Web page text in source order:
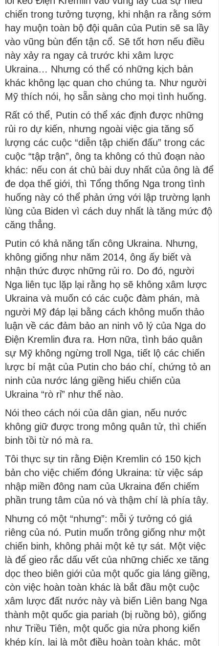
chiến trong tưởng tượng, khi nhận ra rằng sớm
hay muộn toàn bộ đội quân của Putin sẽ sa lầy
vào vũng bùn đến tận cổ. Sẽ tốt hơn nếu điều
này xảy ra ngay cả trước khi xâm lược
Ukraina… Nhưng có thể có những kịch bản
khác không lạc quan cho chúng ta. Như người
Mỹ thích nói, họ sẵn sàng cho mọi tình huống.
Rất có thể, Putin có thể xác định được những
rủi ro dự kiến, nhưng ngoài việc gia tăng số
lượng các cuộc “diễn tập chiến đấu” trong các
cuộc “tập trận”, ông ta không có thủ đoạn nào
khác: nếu con át chủ bài duy nhất của ông là để
đe dọa thế giới, thì Tổng thống Nga trong tình
huống này có thể phản ứng với lập trường lạnh
lùng của Biden vì cách duy nhất là tăng mức độ
căng thẳng.
Putin có khả năng tấn công Ukraina. Nhưng,
không giống như năm 2014, ông ấy biết và
nhận thức được những rủi ro. Do đó, người
Nga liên tục lặp lại rằng họ sẽ không xâm lược
Ukraina và muốn có các cuộc đàm phán, mà
người Mỹ đáp lại bằng cách không muốn thảo
luận về các đảm bảo an ninh vô lý của Nga do
Điện Kremlin đưa ra. Hơn nữa, tình báo quân
sự Mỹ không ngừng troll Nga, tiết lộ các chiến
lược bí mật của Putin cho báo chí, chứng tỏ an
ninh của nước láng giềng hiếu chiến của
Ukraina “rò rỉ” như thế nào.
Nói theo cách nói của dân gian, nếu nước
không giữ được trong mông quân tử, thì chiến
binh tồi từ nó mà ra.
Tôi thực sự tin rằng Điện Kremlin có 150 kịch
bản cho việc chiếm đóng Ukraina: từ việc sáp
nhập miền đông nam của Ukraina đến chiếm
phần trung tâm của nó và thậm chí là phía tây.
Nhưng có một “nhưng”: mỗi ý tưởng có giá
riêng của nó. Putin muốn trông giống như một
chiến binh, không phải một kẻ tự sát. Một việc
là để gieo rắc dấu vết của những chiếc xe tăng
dọc theo biên giới của một quốc gia láng giềng,
còn việc hoàn toàn khác là bắt đầu một cuộc
xâm lược đất nước này và biến Liên bang Nga
thành một quốc gia pariah (bị ruồng bỏ), giống
như Triều Tiên, một quốc gia nửa phong kiến ​​
khép kín, lại là một điều hoàn toàn khác, một